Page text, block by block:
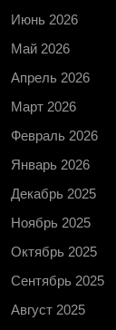
Июнь 2026
Май 2026
Апрель 2026
Март 2026
Февраль 2026
Январь 2026
Декабрь 2025
Ноябрь 2025
Октябрь 2025
Сентябрь 2025
Август 2025